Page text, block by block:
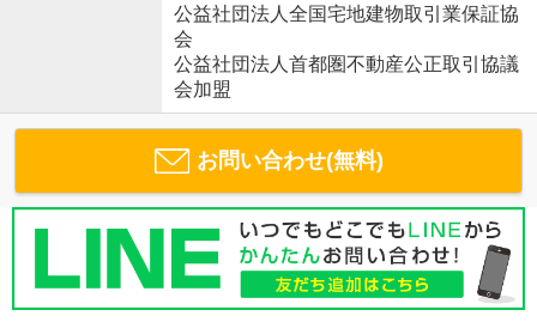
公益社団法人全国宅地建物取引業保証協
会
公益社団法人首都圏不動産公正取引協議
会加盟
お問い合わせ(無料)